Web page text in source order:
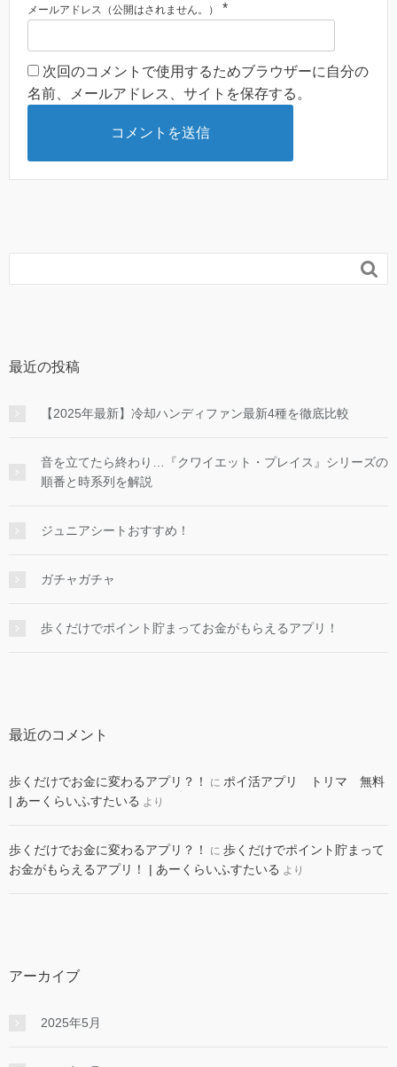
メールアドレス（公開はされません。） *
次回のコメントで使用するためブラウザーに自分の
名前、メールアドレス、サイトを保存する。

最近の投稿
【2025年最新】冷却ハンディファン最新4種を徹底比較
音を立てたら終わり…『クワイエット・プレイス』シリーズの
順番と時系列を解説
ジュニアシートおすすめ！
ガチャガチャ
歩くだけでポイント貯まってお金がもらえるアプリ！
最近のコメント
歩くだけでお金に変わるアプリ？！ に ポイ活アプリ トリマ 無料
| あーくらいふすたいる より
歩くだけでお金に変わるアプリ？！ に 歩くだけでポイント貯まって
お金がもらえるアプリ！ | あーくらいふすたいる より
アーカイブ
2025年5月